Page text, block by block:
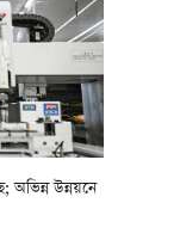
অভিন্ন উন্নয়নে